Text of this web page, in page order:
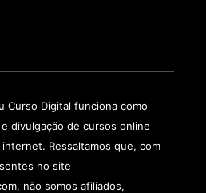
Curso Digital funciona como
divulgação de cursos online
Ressaltamos que, com
no site
não somos afiliados,